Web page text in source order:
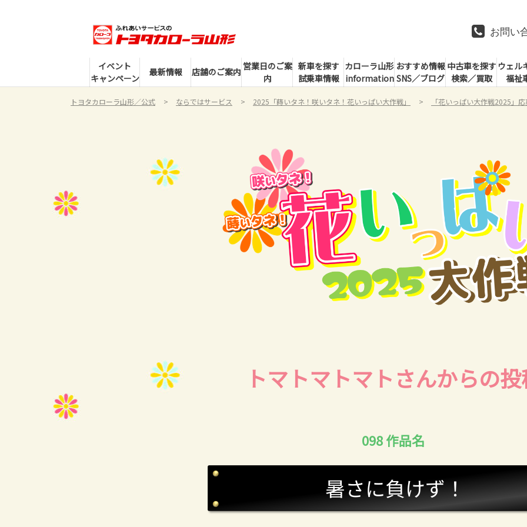
お問い
イベント
キャンペーン
最新情報 店舗のご案内 営業日のご案
内
新車を探す
試乗車情報
カローラ山形
information
おすすめ情報
SNS／ブログ
中古車を探す
検索／買取
ウェル
福祉
トヨタカローラ山形／公式 ならではサービス 2025「蒔いタネ！咲いタネ！花いっぱい大作戦」 「花いっぱい大作戦2025」
暑さに負けず！
098 作品名
トマトマトマトさんからの